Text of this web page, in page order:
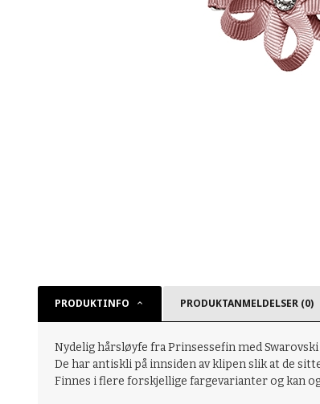
PRODUKTINFO PRODUKTANMELDELSER (0)
Nydelig hårsløyfe fra Prinsessefin med
De har antiskli på innsiden av klipen slik at de
Finnes i flere forskjellige fargevarianter og kan